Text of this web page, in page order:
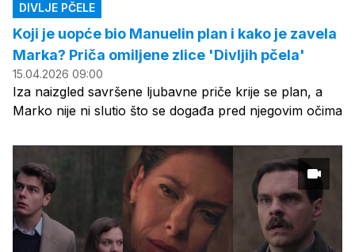
DIVLJE PČELE
Koji je uopće bio Manuelin plan i kako je zavela
Marka? Priča omiljene zlice 'Divljih pčela'
15.04.2026 09:00
Iza naizgled savršene ljubavne priče krije se plan, a
Marko nije ni slutio što se događa pred njegovim očima